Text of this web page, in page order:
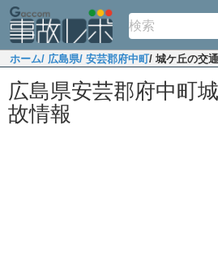
ホーム/ 広島県/ 安芸郡府中町/ 城ケ丘の交
広島県安芸郡府中町
故情報